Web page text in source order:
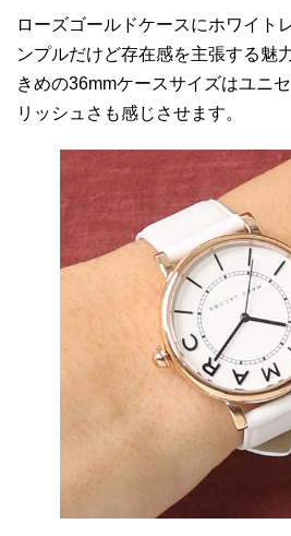
ローズゴールドケースにホワイト
ンプルだけど存在感を主張する魅
きめの36mmケースサイズはユニ
リッシュさも感じさせます。